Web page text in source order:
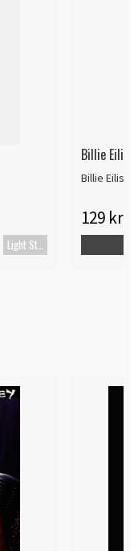
Light Stick
Billie
Billie Eilish
129 kr